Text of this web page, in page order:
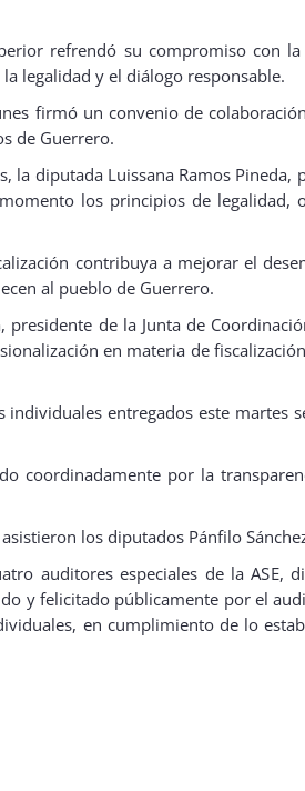
refrendó su compromiso con
legalidad y el diálogo responsable.
firmó un convenio de
de Guerrero.
diputada Luissana Ramos Pineda,
los principios de
contribuya a mejorar el
al pueblo de Guerrero.
presidente de la Junta de
en materia de
entregados este martes
coordinadamente por la
los diputados Pánfilo
auditores especiales de la ASE,
y felicitado públicamente por el
en cumplimiento de lo